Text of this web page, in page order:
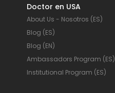
Doctor en USA
About Us - Nosotros (ES)
Blog (ES)
Blog (EN)
Ambassadors Program (ES)
Institutional Program (ES)